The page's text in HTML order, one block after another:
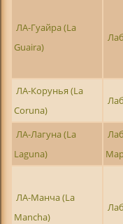
ЛА-Гуайра (La
Guaira)
ЛА-Корунья (La
Coruna)
ЛА-Лагуна (La
Laguna)
ЛА-Манча (La
Mancha)